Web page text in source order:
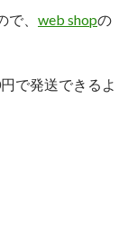
、 web shopの
で発送できるよ